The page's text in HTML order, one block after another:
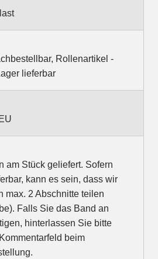
Rollenartikel -
lieferbar
am Stück geliefert. Sofern
kann es sein, dass wir
max. 2 Abschnitte teilen
Falls Sie das Band an
hinterlassen Sie bitte
beim